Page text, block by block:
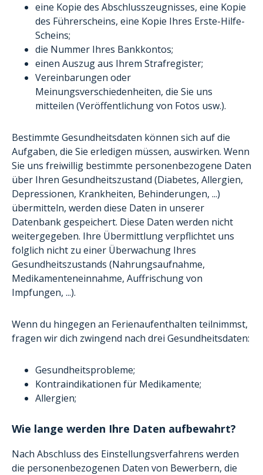
eine Kopie des Abschlusszeugnisses, eine Kopie
des Führerscheins, eine Kopie Ihres Erste-Hilfe-
Scheins;
die Nummer Ihres Bankkontos;
einen Auszug aus Ihrem Strafregister;
Vereinbarungen oder
Meinungsverschiedenheiten, die Sie uns
mitteilen (Veröffentlichung von Fotos usw.).
Bestimmte Gesundheitsdaten können sich auf die
Aufgaben, die Sie erledigen müssen, auswirken. Wenn
Sie uns freiwillig bestimmte personenbezogene Daten
über Ihren Gesundheitszustand (Diabetes, Allergien,
Depressionen, Krankheiten, Behinderungen, ...)
übermitteln, werden diese Daten in unserer
Datenbank gespeichert. Diese Daten werden nicht
weitergegeben. Ihre Übermittlung verpflichtet uns
folglich nicht zu einer Überwachung Ihres
Gesundheitszustands (Nahrungsaufnahme,
Medikamenteneinnahme, Auffrischung von
Impfungen, ...).
Wenn du hingegen an Ferienaufenthalten teilnimmst,
fragen wir dich zwingend nach drei Gesundheitsdaten:
Gesundheitsprobleme;
Kontraindikationen für Medikamente;
Allergien;
Wie lange werden Ihre Daten aufbewahrt?
Nach Abschluss des Einstellungsverfahrens werden
die personenbezogenen Daten von Bewerbern, die